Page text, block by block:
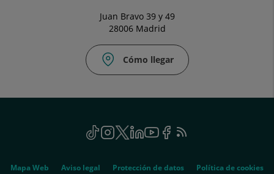
Juan Bravo 39 y 49
28006 Madrid
Cómo llegar
TikTok
Este
enlace
abrirá
Instagram
Este
enlace
abrirá
Twitter
Enlace
a
aplicación
Linkedin
Este
enlace
abrirá
Youtube
Este
enlace
abrirá
Facebook
Enlace
aplicación
Feed
Este
abrirá
Mapa Web Aviso legal Protección de datos Política de cookies